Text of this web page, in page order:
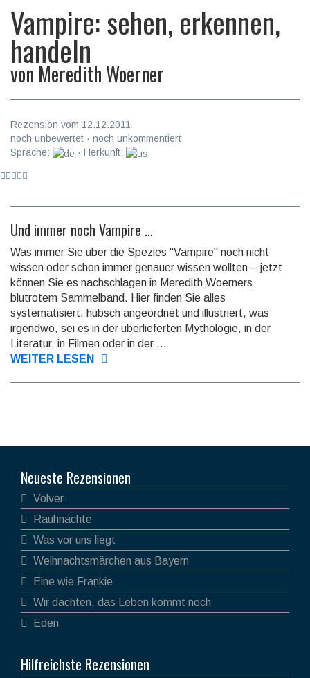
Vampire: sehen, erkennen,
handeln
von Meredith Woerner
Rezension vom 12.12.2011
noch unbewertet · noch unkommentiert
Sprache:
· Herkunft:
Und immer noch Vampire ...
Was immer Sie über die Spezies "Vampire" noch nicht
wissen oder schon immer genauer wissen wollten – jetzt
können Sie es nachschlagen in Meredith Woerners
blutrotem Sammelband. Hier finden Sie alles
systematisiert, hübsch angeordnet und illustriert, was
irgendwo, sei es in der überlieferten Mythologie, in der
Literatur, in Filmen oder in der ...
WEITER LESEN
Neueste Rezensionen
Volver
Rauhnächte
Was vor uns liegt
Weihnachtsmärchen aus Bayern
Eine wie Frankie
Wir dachten, das Leben kommt noch
Eden
Hilfreichste Rezensionen